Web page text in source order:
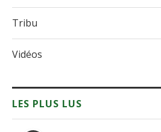
Tribu
Vidéos
LES PLUS LUS